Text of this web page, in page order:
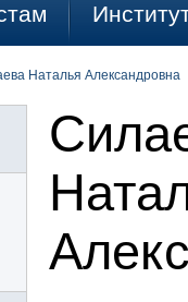
Наталья Александровна